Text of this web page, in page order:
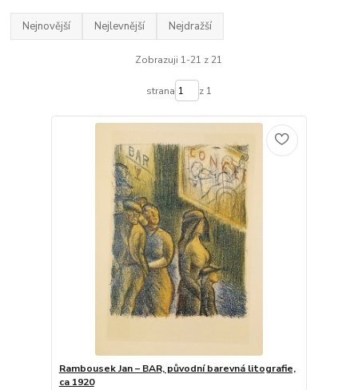
Nejnovější Nejlevnější Nejdražší
Zobrazuji 1-21 z 21
strana z 1
Rambousek Jan – BAR, původní barevná litografie,
ca 1920